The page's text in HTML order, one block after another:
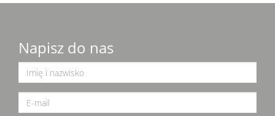
Napisz do nas